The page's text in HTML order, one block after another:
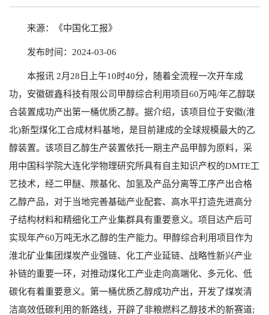
来源：《中国化工报》
发布时间：2024-03-06
本报讯 2月28日上午10时40分，随着全流程一次开车成
功，安徽碳鑫科技有限公司甲醇综合利用项目60万吨/年乙醇联
合装置成功产出第一桶优质乙醇。据介绍，该项目位于安徽(淮
北)新型煤化工合成材料基地，是目前建成的全球规模最大的乙
醇装置。该项目乙醇生产装置依托一期主产品甲醇为原料，采
用中国科学院大连化学物理研究所具有自主知识产权的DMTE工
艺技术，经二甲醚、羰基化、加氢及产品分离等工序产出合格
乙醇产品，对于当地完善基础产业配套、高水平打造先进高分
子结构材料和精细化工产业集群具有重要意义。项目达产后可
实现年产60万吨无水乙醇的生产能力。甲醇综合利用项目作为
淮北矿业集团煤炭产业强链、化工产业延链、战略性新兴产业
补链的重要一环，对推动煤化工产业走向高端化、多元化、低
碳化有着重要意义。第一桶优质乙醇成功产出，开发了煤炭清
洁高效低碳利用的新路线，开辟了非粮燃料乙醇技术的新赛道;